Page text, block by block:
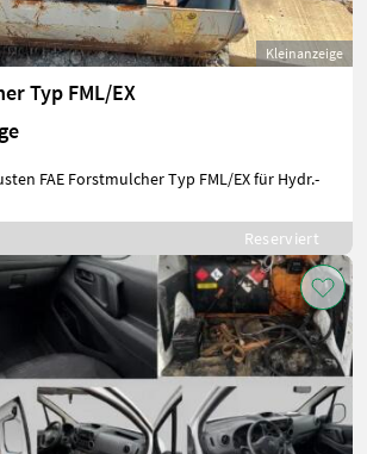
Kleinanzeige
Typ FML/EX
FAE Forstmulcher Typ FML/EX für Hydr.-
Reserviert